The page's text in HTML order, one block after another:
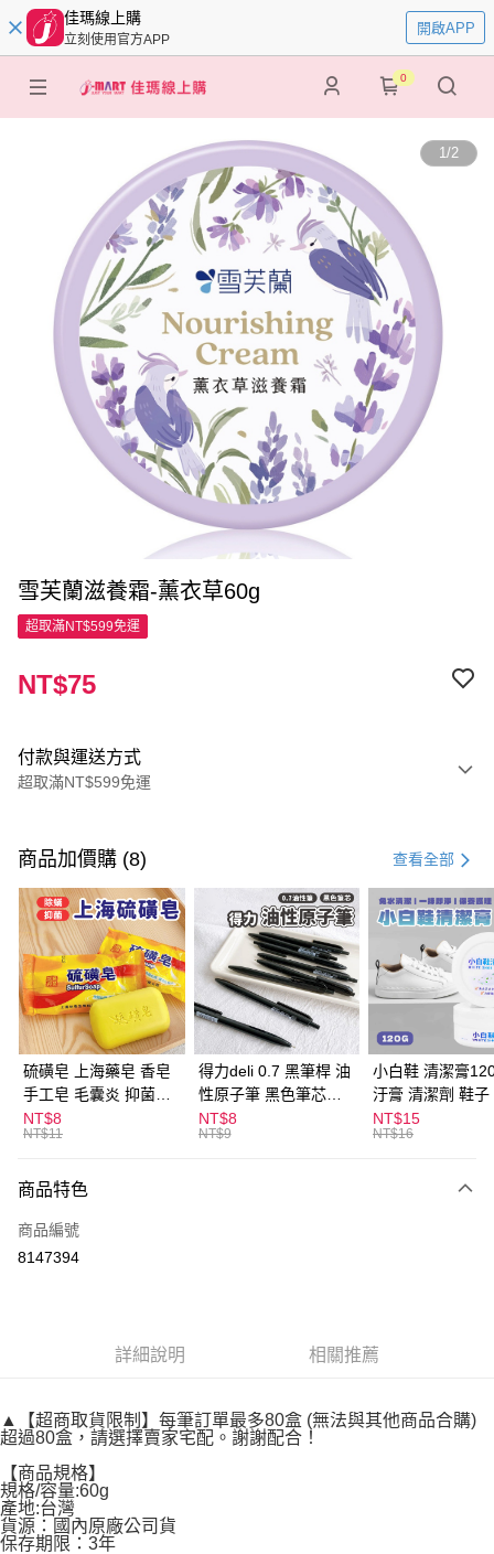
佳瑪線上購
立刻使用官方APP
開啟APP
0
1/2
雪芙蘭滋養霜-薰衣草60g
超取滿NT$599免運
NT$75
付款與運送方式
超取滿NT$599免運
信用卡一次付款
超商取貨付款
LINE Pay
Apple Pay
街口支付
悠遊付
ATM付款
全家取貨付款
每筆NT$60，滿NT$599(含以上)免運費
付款後全家取貨
每筆NT$60，滿NT$599(含以上)免運費
每筆NT$60，滿NT$599(含以上)免運費
宅配
每筆NT$120，滿NT$1,999(含以上)免運費
商品加價購 (8) 查看全部
硫磺皂 上海藥皂 香皂
手工皂 毛囊炎 抑菌除
蟎 清潔護膚 去油去痘
寵物皮膚病 狗狗貓咪
NT$8
NT$11
得力deli 0.7 黑筆桿 油
性原子筆 黑色筆芯
S304
NT$8
NT$9
小白鞋 清潔膏
汙膏 清潔劑 鞋子
漬 白皮鞋 鞋油
NT$15
NT$16
商品特色
商品編號
8147394
詳細說明 相關推薦
▲【超商取貨限制】每筆訂單最多80盒 (無法與其他商品合購)
超過80盒，請選擇賣家宅配。謝謝配合！
【商品規格】
規格/容量:60g
產地:台灣
貨源：國內原廠公司貨
保存期限：3年